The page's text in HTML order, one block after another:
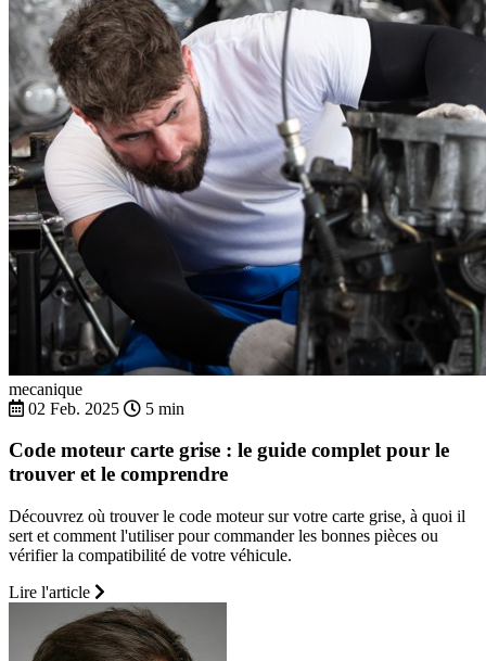
Peugeot RCZ
Peugeot RIFTER
Peugeot RIFTER SOCIETE
Peugeot TRAVELLER
mecanique
02 Feb. 2025
5 min
Code moteur carte grise : le guide complet pour le
trouver et le comprendre
Découvrez où trouver le code moteur sur votre carte grise, à quoi il
sert et comment l'utiliser pour commander les bonnes pièces ou
vérifier la compatibilité de votre véhicule.
Lire l'article